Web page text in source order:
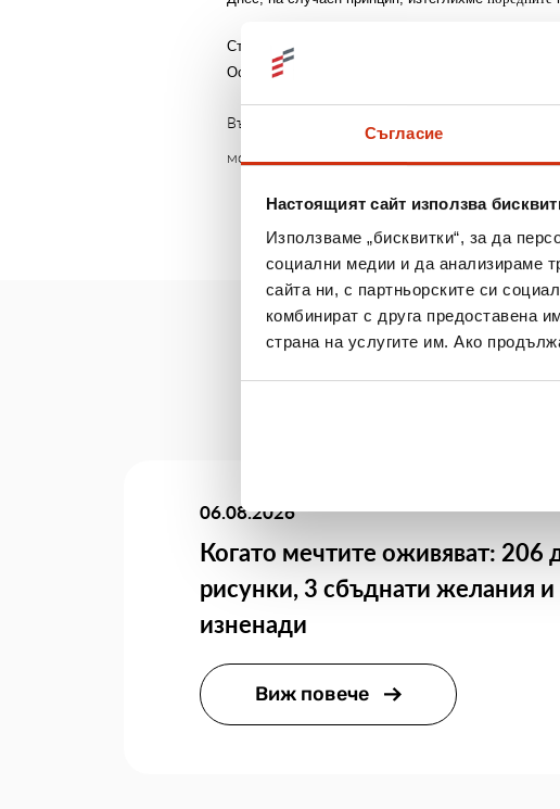
Съгласие
Настоящият сайт използва
Използваме „бисквитки“, за да
социални медии и да анализираме
сайта ни, с партньорските си
комбинират с друга предоставена
страна на услугите им. Ако
Страхотната лятната кампания продължава!
Освен, че участвате за спечелването на
Възползвайте се от нашите услуги и станете
може да размените за атрактивни подаръци и
06.08.2026
Когато мечтите оживяват: 206
рисунки, 3 сбъднати желания
изненади
Виж повече